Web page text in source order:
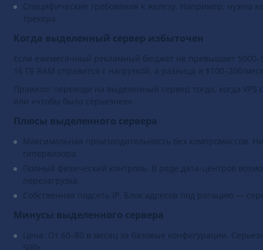
Специфические требования к железу. Например, нужна
трекера.
Когда выделенный сервер избыточен
Если ежемесячный рекламный бюджет не превышает
16 ГБ RAM справится с нагрузкой, а разница в $100–200/
Правило: переходи на выделенный сервер тогда, когда
или «чтобы было серьезнее».
Плюсы выделенного сервера
Максимальная производительность без компромиссов.
гипервизора.
Полный физический контроль. В ряде дата-центров
перезагрузка.
Собственная подсеть IP. Блок адресов под ротацию —
Минусы выделенного сервера
Цена. От 60–80 в месяц за базовые конфигурации.
500+.